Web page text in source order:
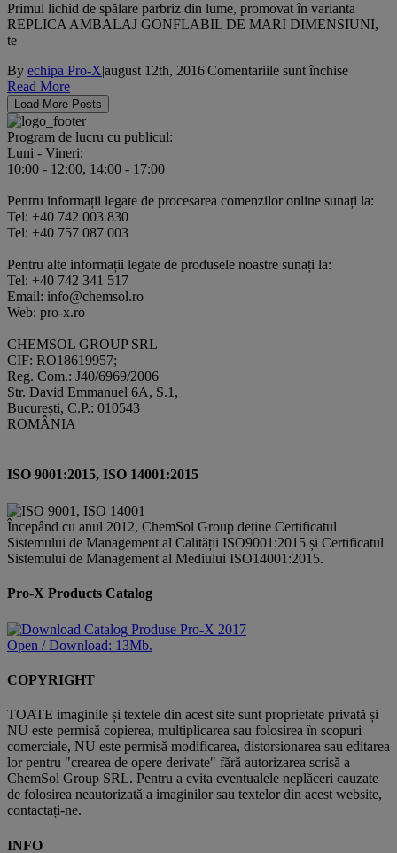
Primul lichid de spălare parbriz din lume, promovat în varianta
REPLICA AMBALAJ GONFLABIL DE MARI DIMENSIUNI,
te
By echipa Pro-X|august 12th, 2016|Comentariile sunt închisepentru
de
1000
Read More
Load More Posts
Program de lucru cu publicul:
Luni - Vineri:
10:00 - 12:00, 14:00 - 17:00
Pentru informații legate de procesarea comenzilor online sunați la:
Tel: +40 742 003 830
Tel: +40 757 087 003
Pentru alte informații legate de produsele noastre sunați la:
Tel: +40 742 341 517
Email: info@chemsol.ro
Web: pro-x.ro
CHEMSOL GROUP SRL
CIF: RO18619957;
Reg. Com.: J40/6969/2006
Str. David Emmanuel 6A, S.1,
București, C.P.: 010543
ROMÂNIA
ISO 9001:2015, ISO 14001:2015
Începând cu anul 2012, ChemSol Group deține Certificatul
Sistemului de Management al Calității ISO9001:2015 și Certificatul
Sistemului de Management al Mediului ISO14001:2015.
Pro-X Products Catalog
Open / Download: 13Mb.
COPYRIGHT
TOATE imaginile și textele din acest site sunt proprietate privată și
NU este permisă copierea, multiplicarea sau folosirea în scopuri
comerciale, NU este permisă modificarea, distorsionarea sau editarea
lor pentru "crearea de opere derivate" fără autorizarea scrisă a
ChemSol Group SRL. Pentru a evita eventualele neplăceri cauzate
de folosirea neautorizată a imaginilor sau textelor din acest website,
contactați-ne.
INFO